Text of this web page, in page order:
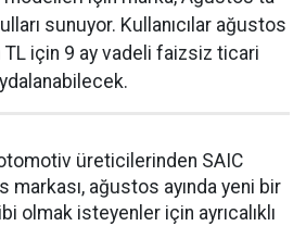
sunuyor. Kullanıcılar ağustos
TL için 9 ay vadeli faizsiz ticari
üreticilerinden SAIC
markası, ağustos ayında yeni bir
olmak isteyenler için ayrıcalıklı